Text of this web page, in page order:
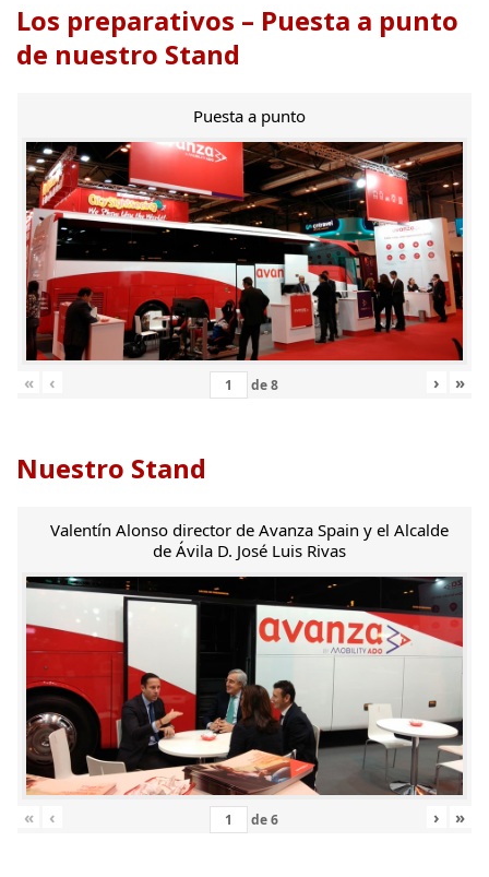
Los preparativos – Puesta a punto
de nuestro Stand
Puesta a punto
« ‹ de8 › »
Nuestro Stand
Valentín Alonso director de Avanza Spain y el Alcalde
de Ávila D. José Luis Rivas
« ‹ de6 › »